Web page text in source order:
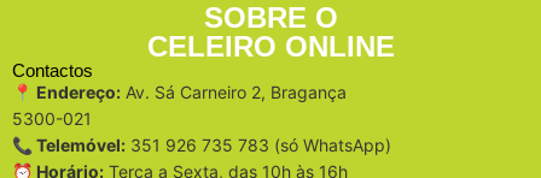
SOBRE O
CELEIRO ONLINE
Contactos
📍 Endereço: Av. Sá Carneiro 2, Bragança
5300-021
📞 Telemóvel: 351 926 735 783 (só WhatsApp)
⏰ Horário: Terça a Sexta, das 10h às 16h